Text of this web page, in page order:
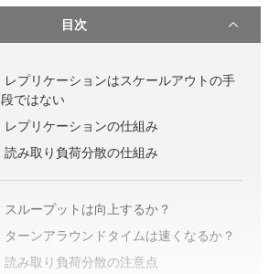
目次
レプリケーションはスケールアウトの手
段ではない
レプリケーションの仕組み
読み取り負荷分散の仕組み
スループットは向上するか？
ターンアラウンドタイムは速くなるか？
読み取り負荷分散の注意点